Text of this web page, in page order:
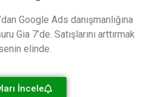
Google Ads danışmanlığına
Gia 7’de. Satışlarını arttırmak
elinde.
İncele